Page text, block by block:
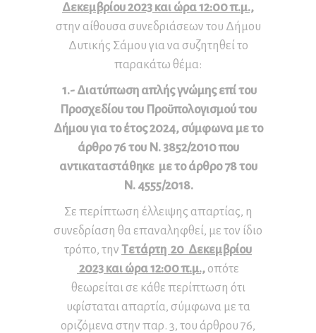
Δεκεμβρίου 2023 και ώρα 12:00 π.μ.,
στην αίθουσα συνεδριάσεων του Δήμου
Δυτικής Σάμου για να συζητηθεί το
παρακάτω θέμα:
1.- Διατύπωση απλής γνώμης επί του
Προσχεδίου του Προϋπολογισμού του
Δήμου για το έτος 2024, σύμφωνα με το
άρθρο 76 του Ν. 3852/2010 που
αντικαταστάθηκε με το άρθρο 78 του
Ν. 4555/2018.
Σε περίπτωση έλλειψης απαρτίας, η
συνεδρίαση θα επαναληφθεί, με τον ίδιο
τρόπο, την Τετάρτη 20 Δεκεμβρίου
2023 και ώρα 12:00 π.μ., οπότε
θεωρείται σε κάθε περίπτωση ότι
υφίσταται απαρτία, σύμφωνα με τα
οριζόμενα στην παρ. 3, του άρθρου 76,